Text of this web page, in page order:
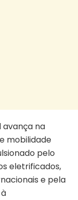
avança na
mobilidade
pelo
eletrificados,
e pela